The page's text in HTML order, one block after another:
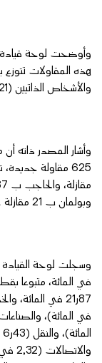
وأوضحت لوحة قيادة
والأشخاص الذاتيين (421).
وأشار المصدر ذاته
وبولمان ب 21 مقازلة جديدة.
في المائة، متبوعا